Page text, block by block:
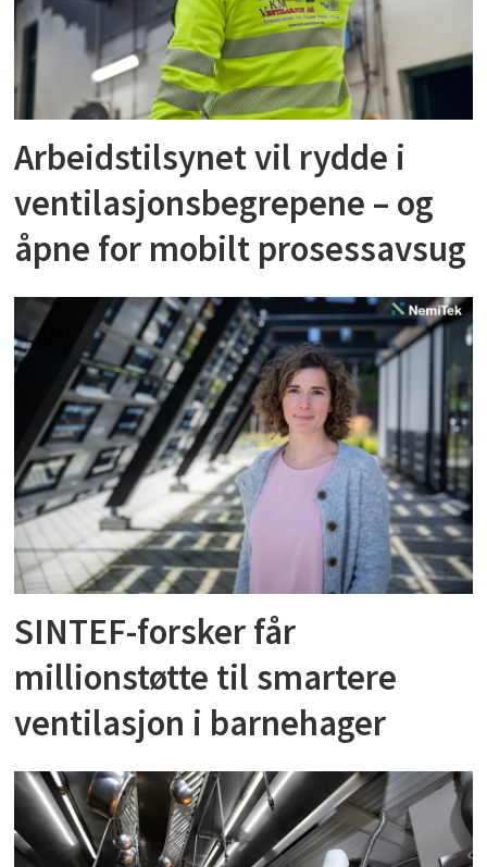
Arbeidstilsynet vil rydde i
ventilasjonsbegrepene – og
åpne for mobilt prosessavsug
SINTEF-forsker får
millionstøtte til smartere
ventilasjon i barnehager